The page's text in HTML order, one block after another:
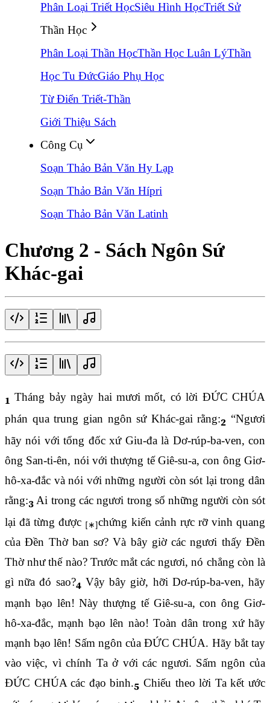
Phân Loại Triết HọcSiêu Hình HọcTriết Sử
Thần Học
Phân Loại Thần HọcThần Học Luân LýThần
Học Tu ĐứcGiáo Phụ Học
Từ Điển Triết-Thần
Giới Thiệu Sách
Công Cụ
Soạn Thảo Bản Văn Hy Lạp
Soạn Thảo Bản Văn Hípri
Soạn Thảo Bản Văn Latinh
Chương 2 - Sách Ngôn Sứ
Khác-gai
1 Tháng bảy ngày hai mươi mốt, có lời ĐỨC CHÚA
phán qua trung gian ngôn sứ Khác-gai rằng:2 “Ngươi
hãy nói với tổng đốc xứ Giu-đa là Dơ-rúp-ba-ven, con
ông San-ti-ên, nói với thượng tế Giê-su-a, con ông Giơ-
hô-xa-đắc và nói với những người còn sót lại trong dân
rằng:3 Ai trong các ngươi trong số những người còn sót
lại đã từng được
chứng kiến cảnh rực rỡ vinh quang
của Đền Thờ ban sơ? Và bây giờ các ngươi thấy Đền
Thờ như thế nào? Trước mắt các ngươi, nó chẳng còn là
gì nữa đó sao?4 Vậy bây giờ, hỡi Dơ-rúp-ba-ven, hãy
mạnh bạo lên! Này thượng tế Giê-su-a, con ông Giơ-
hô-xa-đắc, mạnh bạo lên nào! Toàn dân trong xứ hãy
mạnh bạo lên! Sấm ngôn của ĐỨC CHÚA. Hãy bắt tay
vào việc, vì chính Ta ở với các ngươi. Sấm ngôn của
ĐỨC CHÚA các đạo binh.5 Chiếu theo lời Ta kết ước